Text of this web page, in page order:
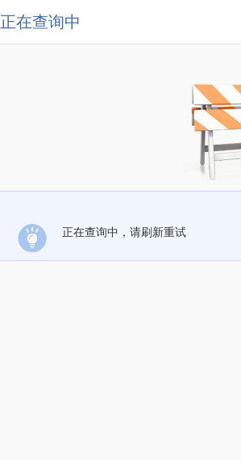
正在查询中
正在查询中，请刷新重试